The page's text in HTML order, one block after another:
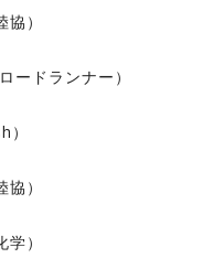
）
ドランナー）
）
）